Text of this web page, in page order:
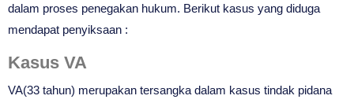
dalam proses penegakan hukum. Berikut kasus yang diduga
mendapat penyiksaan :
Kasus VA
VA(33 tahun) merupakan tersangka dalam kasus tindak pidana